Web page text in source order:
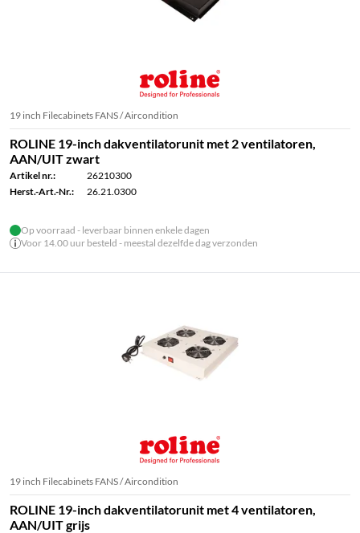
19 inch Filecabinets FANS / Aircondition
ROLINE 19-inch dakventilatorunit met 2 ventilatoren,
AAN/UIT zwart
Artikel nr.:
26210300
Herst.-Art.-Nr.:
26.21.0300
Op voorraad - leverbaar binnen enkele dagen
Voor 14.00 uur besteld - meestal dezelfde dag verzonden
19 inch Filecabinets FANS / Aircondition
ROLINE 19-inch dakventilatorunit met 4 ventilatoren,
AAN/UIT grijs